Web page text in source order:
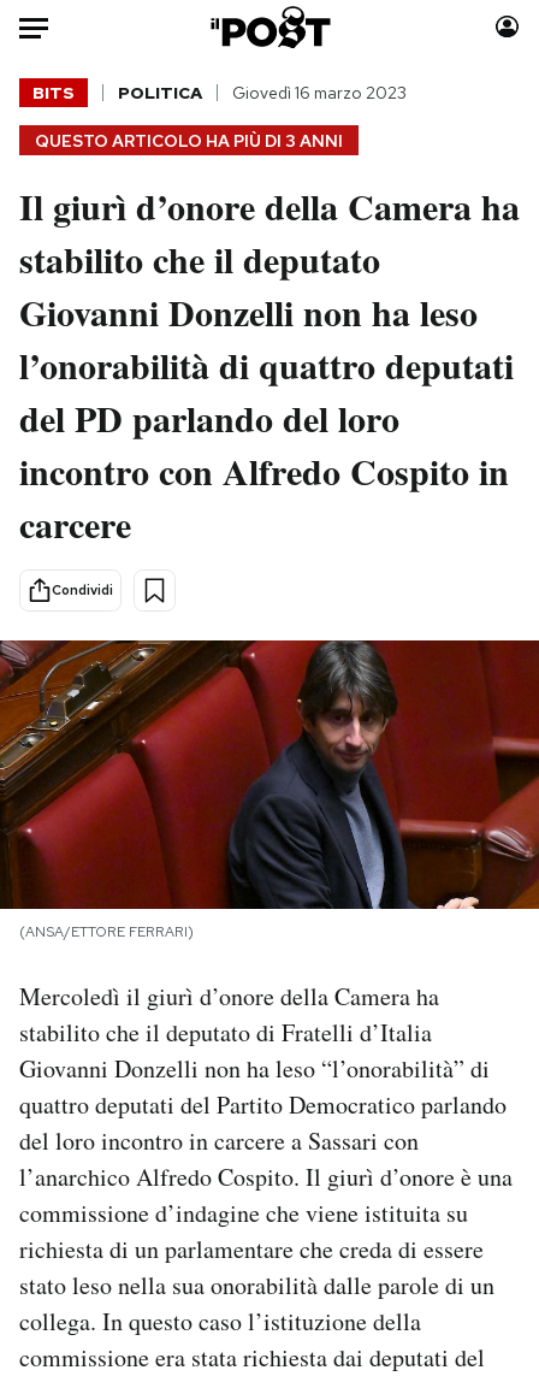
Auto
HOME
Italia
Politica
Tecnologia
Scienza
Cultura
Economia
Sport
Moda
Consumismi
Storie/Idee
Media
Europa
Mondiali calcio 2026
PODCAST
NEWSLETTER
I MIEI PREFERITI
SHOP
CALENDARIO
Area Personale
Newsletter
Notifiche mobile
Esci
QUESTO ARTICOLO HA PIÙ DI 3 ANNI
BITS POLITICA Giovedì 16 marzo 2023
Il giurì d’onore della Camera ha
stabilito che il deputato
Giovanni Donzelli non ha leso
l’onorabilità di quattro deputati
del PD parlando del loro
incontro con Alfredo Cospito in
carcere
Condividi
(ANSA/ETTORE FERRARI)
Mercoledì il giurì d’onore della Camera ha
stabilito che il deputato di Fratelli d’Italia
Giovanni Donzelli non ha leso “l’onorabilità” di
quattro deputati del Partito Democratico parlando
del loro incontro in carcere a Sassari con
l’anarchico Alfredo Cospito. Il giurì d’onore è una
commissione d’indagine che viene istituita su
richiesta di un parlamentare che creda di essere
stato leso nella sua onorabilità dalle parole di un
collega. In questo caso l’istituzione della
commissione era stata richiesta dai deputati del